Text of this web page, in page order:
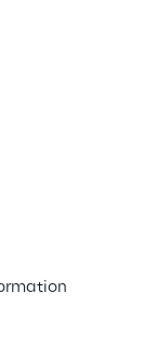
le
tra loro.
e
i
spesa e delle